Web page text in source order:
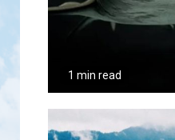
1 min read